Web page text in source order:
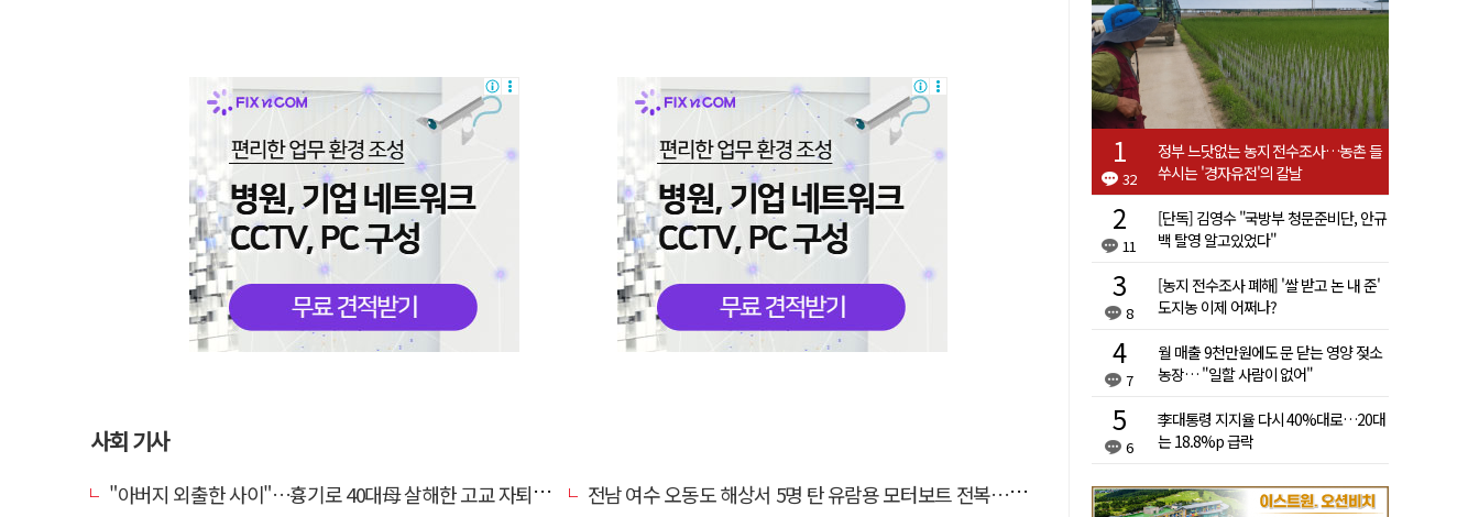
사회 기사
"아버지 외출한 사이"…흉기로 40대母 살해한 고교 자퇴생, 구속 기로에
전남 여수 오동도 해상서 5명 탄 유람용 모터보트 전복…2명 숨져
32
정부 느닷없는 농지 전수조사…농촌 들
쑤시는 '경자유전'의 칼날
11
[단독] 김영수 "국방부 청문준비단, 안규
백 탈영 알고있었다"
8
[농지 전수조사 폐해] '쌀 받고 논 내 준'
도지농 이제 어쩌나?
7
월 매출 9천만원에도 문 닫는 영양 젖소
농장… "일할 사람이 없어"
6
李대통령 지지율 다시 40%대로…20대
는 18.8%p 급락